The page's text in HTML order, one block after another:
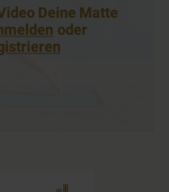
Deine Matte
oder